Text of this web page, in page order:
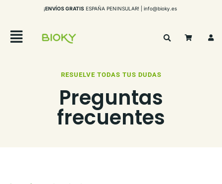
¡ENVÍOS GRATIS ESPAÑA PENINSULAR! | info@bioky.es
RESUELVE TODAS TUS DUDAS
Preguntas
frecuentes